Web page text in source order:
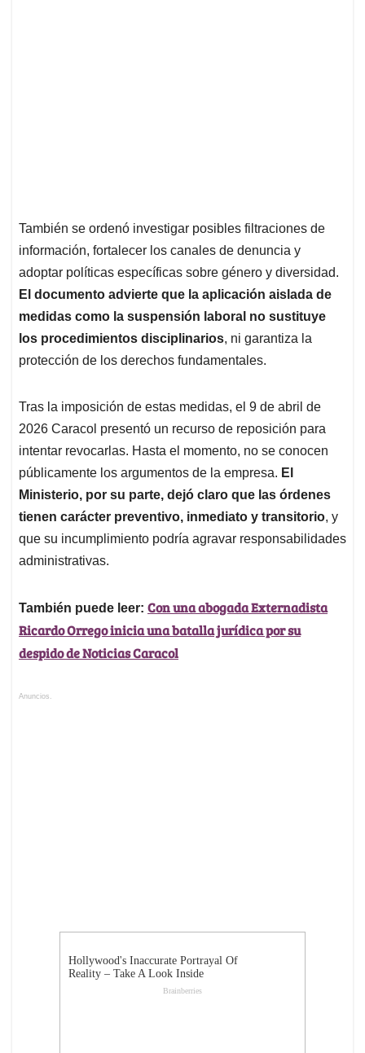
También se ordenó investigar posibles filtraciones de
información, fortalecer los canales de denuncia y
adoptar políticas específicas sobre género y diversidad.
El documento advierte que la aplicación aislada de
medidas como la suspensión laboral no sustituye
los procedimientos disciplinarios, ni garantiza la
protección de los derechos fundamentales.
Tras la imposición de estas medidas, el 9 de abril de
2026 Caracol presentó un recurso de reposición para
intentar revocarlas. Hasta el momento, no se conocen
públicamente los argumentos de la empresa. El
Ministerio, por su parte, dejó claro que las órdenes
tienen carácter preventivo, inmediato y transitorio, y
que su incumplimiento podría agravar responsabilidades
administrativas.
También puede leer: Con una abogada Externadista
Ricardo Orrego inicia una batalla jurídica por su
despido de Noticias Caracol
Anuncios.